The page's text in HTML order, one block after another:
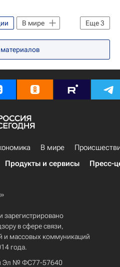
Еще3
В мире
Марин Ле Пен
материалов
В мире
Продукты и сервисы Пресс-
зарегистрировано
в сфере связи,
и массовых коммуникаций
года.
Эл № ФС77-57640